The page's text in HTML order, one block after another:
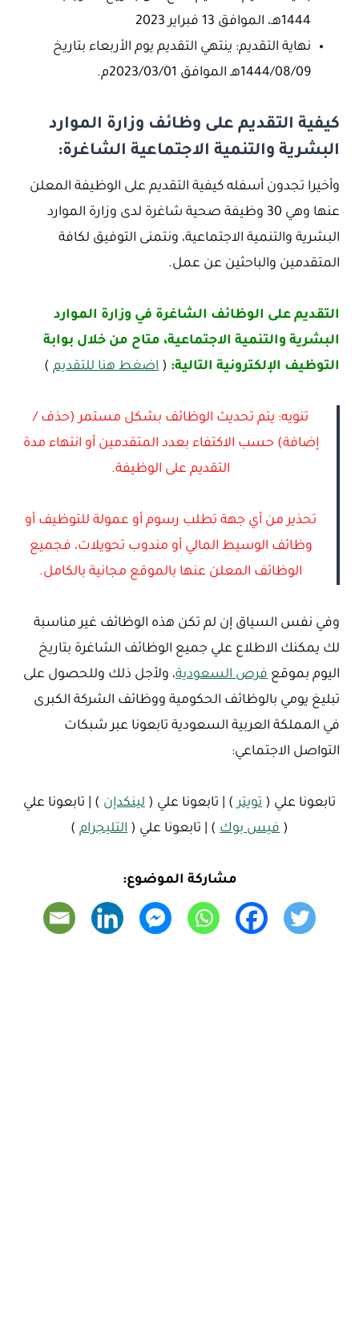
1444هـ، الموافق 13 فبراير 2023
نهاية التقديم: ينتهي التقديم يوم الأربعاء بتاريخ
1444/08/09هـ الموافق 2023/03/01م.
كيفية التقديم على وظائف وزارة الموارد
البشرية والتنمية الاجتماعية الشاغرة:
وأخيرا تجدون أسفله كيفية التقديم على الوظيفة المعلن
عنها وهي 30 وظيفة صحية شاغرة لدى وزارة الموارد
البشرية والتنمية الاجتماعية، ونتمنى التوفيق لكافة
المتقدمين والباحثين عن عمل.
التقديم على الوظائف الشاغرة في وزارة الموارد
البشرية والتنمية الاجتماعية، متاح من خلال بوابة
التوظيف الإلكترونية التالية: ( اضغط هنا للتقديم )
تنويه: يتم تحديث الوظائف بشكل مستمر (حذف /
إضافة) حسب الاكتفاء بعدد المتقدمين أو انتهاء مدة
التقديم على الوظيفة.
تحذير من أي جهة تطلب رسوم أو عمولة للتوظيف أو
وظائف الوسيط المالي أو مندوب تحويلات، فجميع
الوظائف المعلن عنها بالموقع مجانية بالكامل.
وفي نفس السياق إن لم تكن هذه الوظائف غير مناسبة
لك يمكنك الاطلاع علي جميع الوظائف الشاغرة بتاريخ
اليوم بموقع فرص السعودية، ولأجل ذلك وللحصول على
تبليغ يومي بالوظائف الحكومية ووظائف الشركة الكبرى
في المملكة العربية السعودية تابعونا عبر شبكات
التواصل الاجتماعي:
تابعونا علي ( تويتر ) | تابعونا علي ( لينكدإن ) | تابعونا علي
( فيس بوك ) | تابعونا علي ( التليجرام )
مشاركة الموضوع: